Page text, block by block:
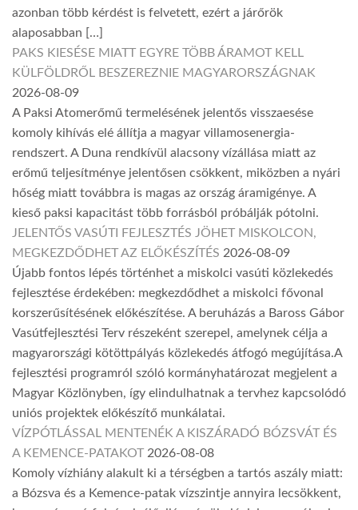
azonban több kérdést is felvetett, ezért a járőrök
alaposabban […]
PAKS KIESÉSE MIATT EGYRE TÖBB ÁRAMOT KELL
KÜLFÖLDRŐL BESZEREZNIE MAGYARORSZÁGNAK
2026-08-09
A Paksi Atomerőmű termelésének jelentős visszaesése
komoly kihívás elé állítja a magyar villamosenergia-
rendszert. A Duna rendkívül alacsony vízállása miatt az
erőmű teljesítménye jelentősen csökkent, miközben a nyári
hőség miatt továbbra is magas az ország áramigénye. A
kieső paksi kapacitást több forrásból próbálják pótolni.
JELENTŐS VASÚTI FEJLESZTÉS JÖHET MISKOLCON,
MEGKEZDŐDHET AZ ELŐKÉSZÍTÉS 2026-08-09
Újabb fontos lépés történhet a miskolci vasúti közlekedés
fejlesztése érdekében: megkezdődhet a miskolci fővonal
korszerűsítésének előkészítése. A beruházás a Baross Gábor
Vasútfejlesztési Terv részeként szerepel, amelynek célja a
magyarországi kötöttpályás közlekedés átfogó megújítása.A
fejlesztési programról szóló kormányhatározat megjelent a
Magyar Közlönyben, így elindulhatnak a tervhez kapcsolódó
uniós projektek előkészítő munkálatai.
VÍZPÓTLÁSSAL MENTENÉK A KISZÁRADÓ BÓZSVÁT ÉS
A KEMENCE-PATAKOT 2026-08-08
Komoly vízhiány alakult ki a térségben a tartós aszály miatt:
a Bózsva és a Kemence-patak vízszintje annyira lecsökkent,